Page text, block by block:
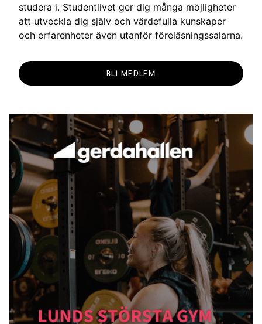
studera i. Studentlivet ger dig många möjligheter
att utveckla dig själv och värdefulla kunskaper
och erfarenheter även utanför föreläsningssalarna.
BLI MEDLEM